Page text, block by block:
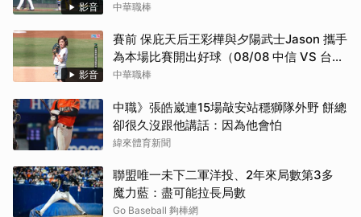
影音 中華職棒
影音
賽前 保庇天后王彩樺與夕陽武士Jason 攜手
為本場比賽開出好球（08/08 中信 VS 台
鋼）
中華職棒
中職》張皓崴連15場敲安站穩獅隊外野 餅總
卻很久沒跟他講話：因為他會怕
緯來體育新聞
聯盟唯一未下二軍洋投、2年來局數第3多
魔力藍：盡可能拉長局數
Go Baseball 夠棒網